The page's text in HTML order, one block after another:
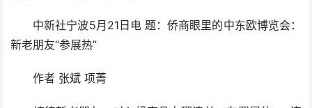
中新社宁波5月21日电 题：侨商眼里的中东欧博览会：
新老朋友“参展热”
作者 张斌 项菁
侨商眼里的中东欧博览会：新老朋